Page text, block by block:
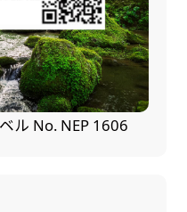
ル No. NEP 1606